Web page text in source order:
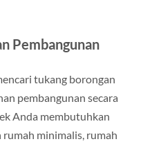
Pembangunan
tukang borongan
pembangunan secara
Anda membutuhkan
minimalis, rumah